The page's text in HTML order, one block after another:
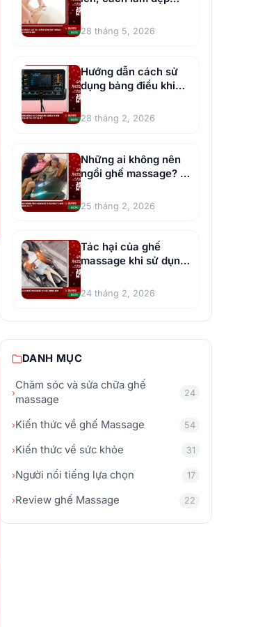
vòng 1 hiệu quả cho
chị em
28 tháng 5, 2026
Hướng dẫn cách sử
dụng bảng điều khiển
ghế massage chi tiết
28 tháng 2, 2026
Những ai không nên
ngồi ghế massage? 5
đối tượng nên lưu ý
25 tháng 2, 2026
Tác hại của ghế
massage khi sử dụng
sai cách
24 tháng 2, 2026
DANH MỤC
›
Chăm sóc và sửa chữa ghế
massage
24
›Kiến thức về ghế Massage 54
›Kiến thức về sức khỏe 31
›Người nổi tiếng lựa chọn 17
›Review ghế Massage 22